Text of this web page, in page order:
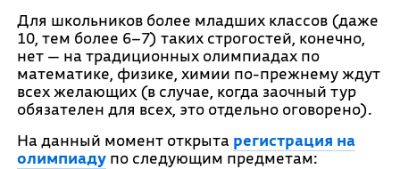
Для школьников более младших классов (даже
10, тем более 6–7) таких строгостей, конечно,
нет — на традиционных олимпиадах по
математике, физике, химии по-прежнему ждут
всех желающих (в случае, когда заочный тур
обязателен для всех, это отдельно оговорено).
На данный момент открыта регистрация на
олимпиадупо следующим предметам: